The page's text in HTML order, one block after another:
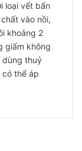
loại vết bẩn
vào nồi,
khoảng 2
giấm không
dùng thuỷ
thể áp